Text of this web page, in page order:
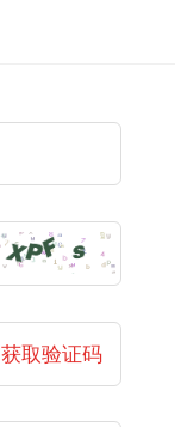
获取验证码